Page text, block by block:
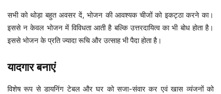
सभी को थोड़ा बहुत अवसर दें, भोजन की आवश्यक चीजों को इकट्ठा करने का।
इससे न केवल भोजन में विविधता आती है बल्कि उत्तरदायित्व का भी बोध होता है।
इससे भोजन के प्रति ज्यादा रूचि और उत्साह भी पैदा होता है।
यादगार बनाएं
विशेष रूप से डायनिंग टेबल और घर को सजा-संवार कर एवं खास व्यंजनों को